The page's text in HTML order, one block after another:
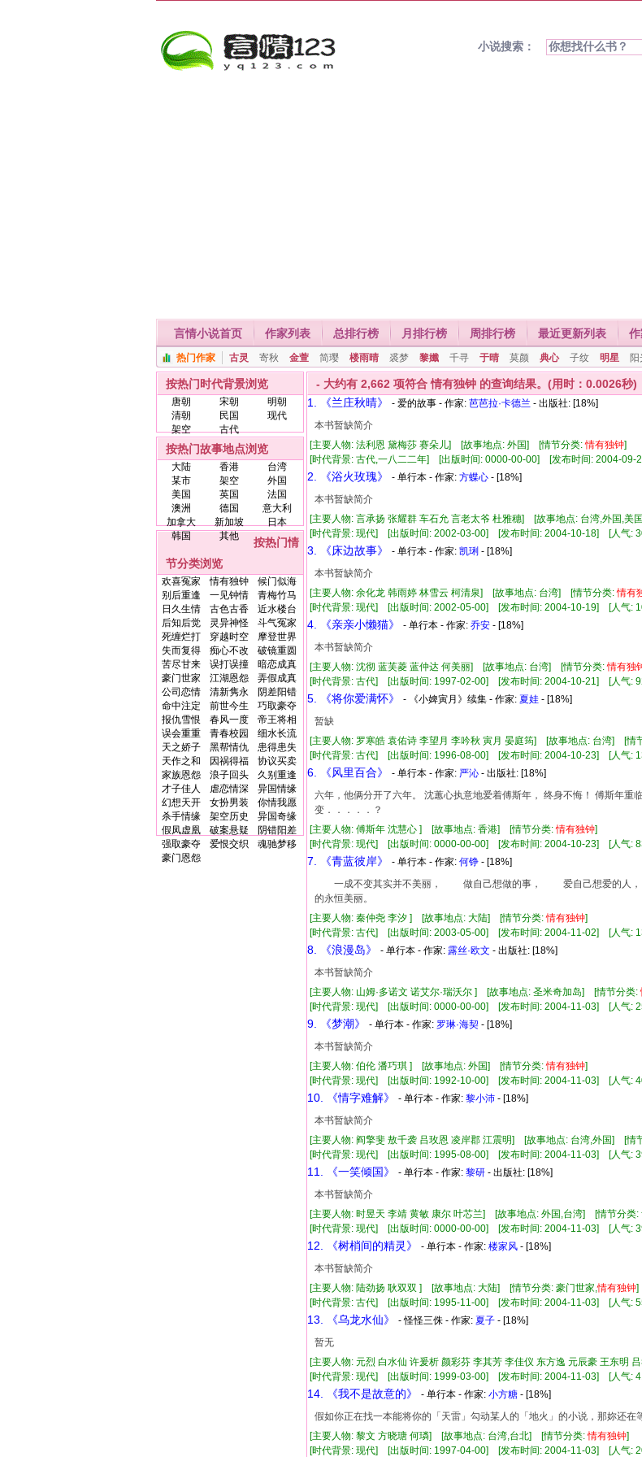
小说搜索：
言情小说首页 作家列表 总排行榜 月排行榜 周排行榜 最近更新列表
热门作家 古灵 寄秋 金萱 简璎 楼雨晴 裘梦 黎孅 千寻 于晴 莫颜 典心 子纹 明星
按热门时代背景浏览
唐朝 宋朝
明朝
清朝
民国
现代
架空
古代
按热门故事地点浏览
大陆 香港
台湾
某市
架空
外国
美国
英国
法国
澳洲
德国
意大利
加拿大
新加坡
日本
韩国
其他
按热门情
节分类浏览
欢喜冤家 情有独钟
候门似海
别后重逢
一见钟情
青梅竹马
日久生情
古色古香
近水楼台
后知后觉
灵异神怪
斗气冤家
死缠烂打
穿越时空
摩登世界
失而复得
痴心不改
破镜重圆
苦尽甘来
误打误撞
暗恋成真
豪门世家
江湖恩怨
弄假成真
公司恋情
清新隽永
阴差阳错
命中注定
前世今生
巧取豪夺
报仇雪恨
春风一度
帝王将相
误会重重
青春校园
细水长流
天之娇子
黑帮情仇
患得患失
天作之和
因祸得福
协议买卖
家族恩怨
浪子回头
久别重逢
才子佳人
虐恋情深
异国情缘
幻想天开
女扮男装
你情我愿
杀手情缘
架空历史
异国奇缘
假凤虚凰
破案悬疑
阴错阳差
强取豪夺
爱恨交织
魂驰梦移
豪门恩怨
- 大约有 2,662 项符合情有独钟 的查询结果。(用时：0.0026秒)
1. 《兰庄秋晴》
- 爱的故事 - 作家: 芭芭拉·卡德兰 - 出版社: [18%]
本书暂缺简介
[主要人物: 法利恩 黛梅莎 赛朵儿] [故事地点: 外国] [情节分类:情有独钟]
[时代背景: 古代,一八二二年] [出版时间: 0000-00-00] [发布时间: 2004-
2. 《浴火玫瑰》 - 单行本 - 作家: 方蝶心 - [18%]
本书暂缺简介
[主要人物: 言承扬 张耀群 车石允 言老太爷 杜雅穗] [故事地点: 台湾,外国,
[时代背景: 现代] [出版时间: 2002-03-00] [发布时间: 2004-10-18] [人气:
3. 《床边故事》 - 单行本 - 作家: 凯琍 - [18%]
本书暂缺简介
[主要人物: 余化龙 韩雨婷 林雪云 柯清泉] [故事地点: 台湾] [情节分类:情有
[时代背景: 现代] [出版时间: 2002-05-00] [发布时间: 2004-10-19] [人气:
4. 《亲亲小懒猫》 - 单行本 - 作家: 乔安 - [18%]
本书暂缺简介
[主要人物: 沈彻 蓝芙菱 蓝仲达 何美丽] [故事地点: 台湾] [情节分类:情有独
[时代背景: 古代] [出版时间: 1997-02-00] [发布时间: 2004-10-21] [人气:
5. 《将你爱满怀》 - 《小婢寅月》续集 - 作家: 夏娃 - [18%]
暂缺
[主要人物: 罗寒皓 袁佑诗 李望月 李吟秋 寅月 晏庭筠] [故事地点: 台湾] [情
[时代背景: 古代] [出版时间: 1996-08-00] [发布时间: 2004-10-23] [人气:
6. 《风里百合》 - 单行本 - 作家: 严沁 - 出版社: [18%]
六年，他俩分开了六年。 沈蕙心执意地爱着傅斯年， 终身不悔！ 傅斯年
变．．．．．？
[主要人物: 傅斯年 沈慧心 ] [故事地点: 香港] [情节分类:情有独钟]
[时代背景: 现代] [出版时间: 0000-00-00] [发布时间: 2004-10-23] [人气:
7. 《青蓝彼岸》 - 单行本 - 作家: 何铮 - [18%]
一成不变其实并不美丽， 做自己想做的事， 爱自己想爱的
的永恒美丽。
[主要人物: 秦仲尧 李汐 ] [故事地点: 大陆] [情节分类:情有独钟]
[时代背景: 古代] [出版时间: 2003-05-00] [发布时间: 2004-11-02] [人气:
8. 《浪漫岛》 - 单行本 - 作家: 露丝·欧文 - 出版社: [18%]
本书暂缺简介
[主要人物: 山姆·多诺文 诺艾尔·瑞沃尔 ] [故事地点: 圣米奇加岛] [情节分类:
[时代背景: 现代] [出版时间: 0000-00-00] [发布时间: 2004-11-03] [人气:
9. 《梦潮》 - 单行本 - 作家: 罗琳·海契 - [18%]
本书暂缺简介
[主要人物: 伯伦 潘巧琪 ] [故事地点: 外国] [情节分类:情有独钟]
[时代背景: 现代] [出版时间: 1992-10-00] [发布时间: 2004-11-03] [人气:
10. 《情字难解》 - 单行本 - 作家: 黎小沛 - [18%]
本书暂缺简介
[主要人物: 阎擎斐 敖千袭 吕玫恩 凌岸郡 江震明] [故事地点: 台湾,外国] [情
[时代背景: 现代] [出版时间: 1995-08-00] [发布时间: 2004-11-03] [人气:
11. 《一笑倾国》 - 单行本 - 作家: 黎研 - 出版社: [18%]
本书暂缺简介
[主要人物: 时昱天 李靖 黄敏 康尔 叶芯兰] [故事地点: 外国,台湾] [情节分类:
[时代背景: 现代] [出版时间: 0000-00-00] [发布时间: 2004-11-03] [人气:
12. 《树梢间的精灵》 - 单行本 - 作家: 楼家风 - [18%]
本书暂缺简介
[主要人物: 陆劲扬 耿双双 ] [故事地点: 大陆] [情节分类: 豪门世家,情有独钟]
[时代背景: 古代] [出版时间: 1995-11-00] [发布时间: 2004-11-03] [人气:
13. 《乌龙水仙》 - 怪怪三侏 - 作家: 夏子 - [18%]
暂无
[主要人物: 元烈 白水仙 许爰析 颜彩芬 李其芳 李佳仪 东方逸 元辰豪 王东
[时代背景: 现代] [出版时间: 1999-03-00] [发布时间: 2004-11-03] [人气:
14. 《我不是故意的》 - 单行本 - 作家: 小方糖 - [18%]
假如你正在找一本能将你的「天雷」勾动某人的「地火」的小说，那妳还在
[主要人物: 黎文 方晓瑭 何璘] [故事地点: 台湾,台北] [情节分类:情有独钟]
[时代背景: 现代] [出版时间: 1997-04-00] [发布时间: 2004-11-03] [人气: